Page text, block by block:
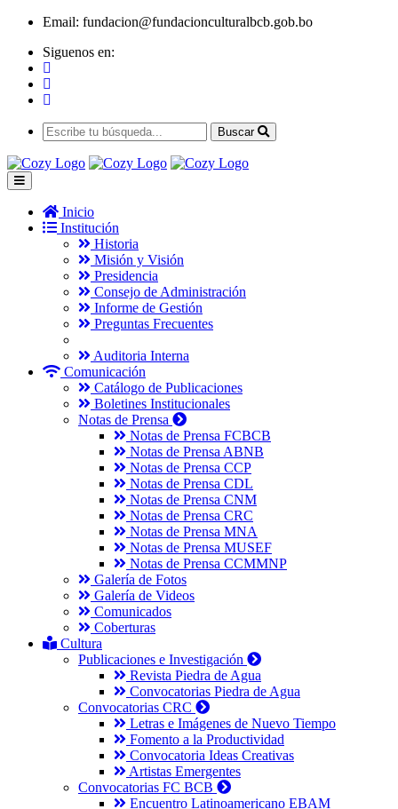
Email: fundacion@fundacionculturalbcb.gob.bo
Siguenos en:
Buscar
Inicio
Institución
Historia
Misión y Visión
Presidencia
Consejo de Administración
Informe de Gestión
Preguntas Frecuentes
Auditoria Interna
Comunicación
Catálogo de Publicaciones
Boletines Institucionales
Notas de Prensa
Notas de Prensa FCBCB
Notas de Prensa ABNB
Notas de Prensa CCP
Notas de Prensa CDL
Notas de Prensa CNM
Notas de Prensa CRC
Notas de Prensa MNA
Notas de Prensa MUSEF
Notas de Prensa CCMMNP
Galería de Fotos
Galería de Videos
Comunicados
Coberturas
Cultura
Publicaciones e Investigación
Revista Piedra de Agua
Convocatorias Piedra de Agua
Convocatorias CRC
Letras e Imágenes de Nuevo Tiempo
Fomento a la Productividad
Convocatoria Ideas Creativas
Artistas Emergentes
Convocatorias FC BCB
Encuentro Latinoamericano EBAM